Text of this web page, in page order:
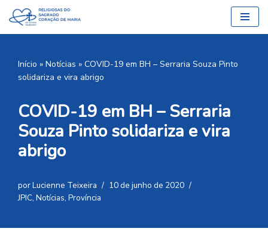
Pular
conteúdo
Início » Notícias » COVID-19 em BH – Serraria Souza Pinto
solidariza e vira abrigo
COVID-19 em BH – Serraria
Souza Pinto solidariza e vira
abrigo
porLucienne Teixeira
10 de junho de 2020
JPIC, Notícias, Província